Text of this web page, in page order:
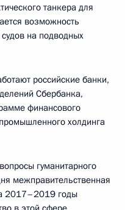
танкера для
возможность
на подводных
российские банки,
Сбербанка,
финансового
холдинга
гуманитарного
межправительственная
2017–2019 годы